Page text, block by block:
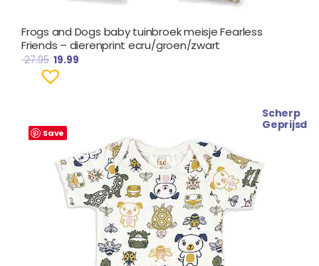
Frogs and Dogs baby tuinbroek meisje Fearless
Friends – dierenprint ecru/groen/zwart
27.95 19.99
Save
Scherp
Geprijsd
prijs
was:
€ 11.99.€ 9.99.